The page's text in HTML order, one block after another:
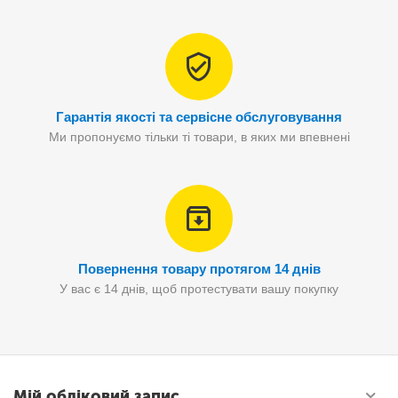
Гарантія якості та сервісне обслуговування
Ми пропонуємо тільки ті товари, в яких ми впевнені
Повернення товару протягом 14 днів
У вас є 14 днів, щоб протестувати вашу покупку